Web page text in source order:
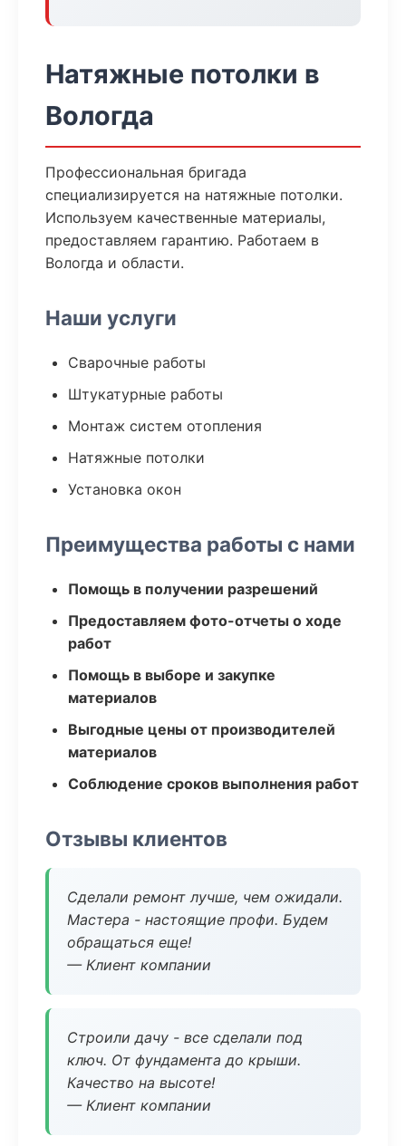
Натяжные потолки в
Вологда
Профессиональная бригада
специализируется на натяжные потолки.
Используем качественные материалы,
предоставляем гарантию. Работаем в
Вологда и области.
Наши услуги
Сварочные работы
Штукатурные работы
Монтаж систем отопления
Натяжные потолки
Установка окон
Преимущества работы с нами
Помощь в получении разрешений
Предоставляем фото-отчеты о ходе
работ
Помощь в выборе и закупке
материалов
Выгодные цены от производителей
материалов
Соблюдение сроков выполнения работ
Отзывы клиентов
Сделали ремонт лучше, чем ожидали.
Мастера - настоящие профи. Будем
обращаться еще!
— Клиент компании
Строили дачу - все сделали под
ключ. От фундамента до крыши.
Качество на высоте!
— Клиент компании